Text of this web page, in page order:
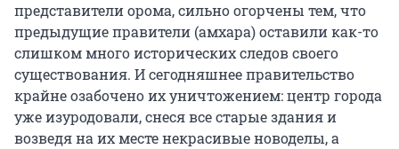
представители орома, сильно огорчены тем, что
предыдущие правители (амхара) оставили как-то
слишком много исторических следов своего
существования. И сегодняшнее правительство
крайне озабочено их уничтожением: центр города
уже изуродовали, снеся все старые здания и
возведя на их месте некрасивые новоделы, а